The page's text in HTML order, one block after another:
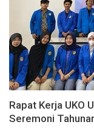
Rapat Kerja UKO
Seremoni